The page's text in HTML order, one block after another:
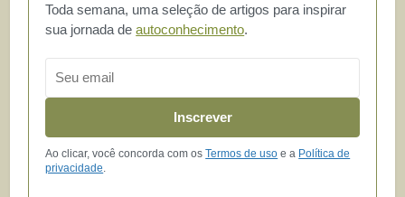
Toda semana, uma seleção de artigos para inspirar
sua jornada deautoconhecimento.
Inscrever
Ao clicar, você concorda com osTermos de uso e a Política de
privacidade.